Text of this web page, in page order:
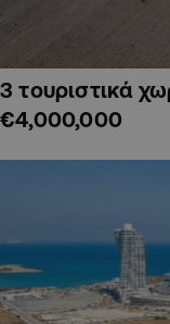
3 τουριστικά
€4,000,000